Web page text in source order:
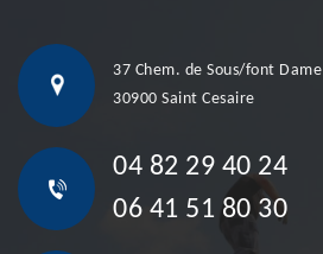
37 Chem. de Sous/font Dame
30900 Saint Cesaire
04 82 29 40 24
06 41 51 80 30